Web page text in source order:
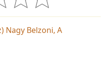
Nagy Belzoni, A